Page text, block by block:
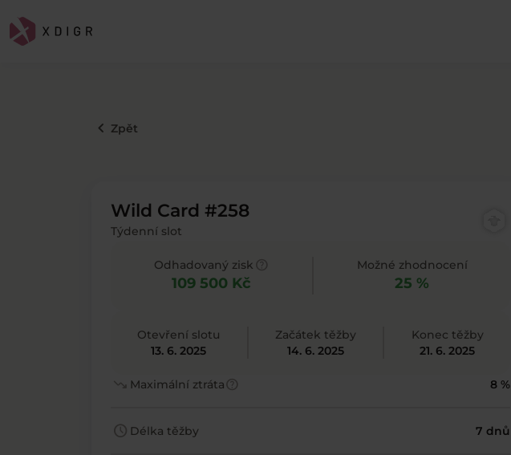
keyboard_arrow_left Zpět
Wild Card #258
Týdenní slot
Odhadovaný zisk
109 500 Kč
Možné zhodnocení
25 %
Otevření slotu
13. 6. 2025
Začátek těžby
14. 6. 2025
Konec těžby
21. 6. 2025
trending_down Maximální ztrátahelp 8 %
schedule Délka těžby 7 dnů